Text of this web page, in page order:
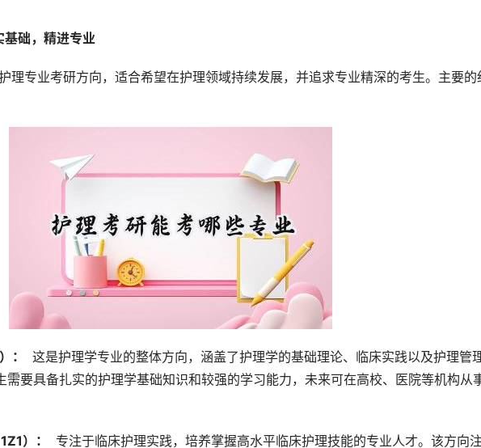
基础，精进专业
：
这是护理学专业的整体方向，涵盖了护理学的基础理论、临床实践以及护理管
需要具备扎实的护理学基础知识和较强的学习能力，未来可在高校、医院等机构从
）：
专注于临床护理实践，培养掌握高水平临床护理技能的专业人才。该方向